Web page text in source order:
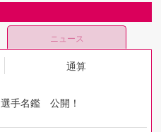
ニュース
通算
手名鑑 公開！